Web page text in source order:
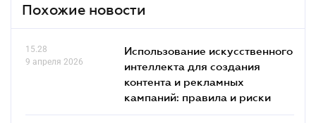
Похожие новости
15.28
9 апреля 2026
Использование искусственного
интеллекта для создания
контента и рекламных
кампаний: правила и риски